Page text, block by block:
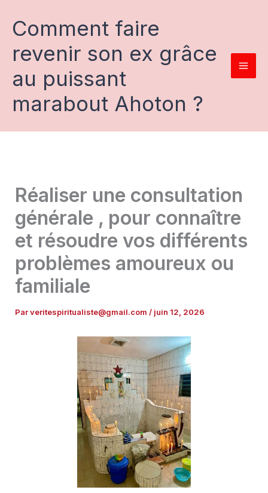
contenu
Comment faire
revenir son ex grâce
au puissant
marabout Ahoton ?
Réaliser une consultation
générale , pour connaître
et résoudre vos différents
problèmes amoureux ou
familiale
Parveritespiritualiste@gmail.com / juin 12, 2026